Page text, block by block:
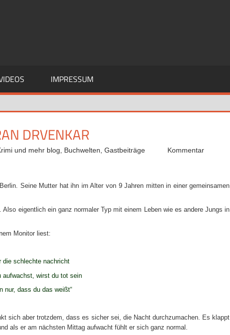
IMPRESSUM
DRVENKAR
und mehr blog Buchwelten ,Gastbeiträge
Kommentar
Seine Mutter hat ihn im Alter von 9 Jahren mitten in einer gemeinsamen
eigentlich ein ganz normaler Typ mit einem Leben wie es andere Jungs in
Monitor liest:
die schlechte nachricht
aufwachst, wirst du tot sein
nur, dass du das weißt“
sich aber trotzdem, dass es sicher sei, die Nacht durchzumachen. Es klappt
als er am nächsten Mittag aufwacht fühlt er sich ganz normal.